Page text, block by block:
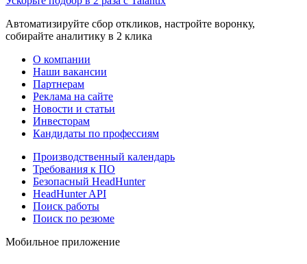
Автоматизируйте сбор откликов, настройте воронку,
собирайте аналитику в 2 клика
О компании
Наши вакансии
Партнерам
Реклама на сайте
Новости и статьи
Инвесторам
Кандидаты по профессиям
Производственный календарь
Требования к ПО
Безопасный HeadHunter
HeadHunter API
Поиск работы
Поиск по резюме
Мобильное приложение